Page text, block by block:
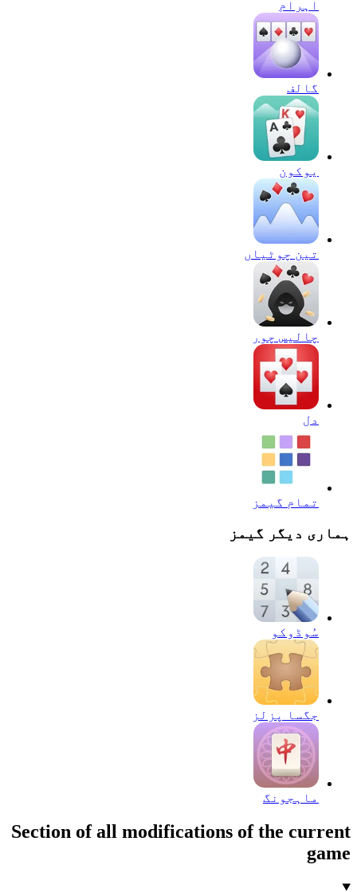
اہرام
گالف
يوكون
تین چوٹیاں
چالیس چور
دل
تمام گیمز
ہماری دیگر گیمز
سُوڈوکو
جگسا پزلز
ماہجونگ
Section of all modifications of the current
game